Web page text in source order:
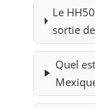
Le
sortie
Quel